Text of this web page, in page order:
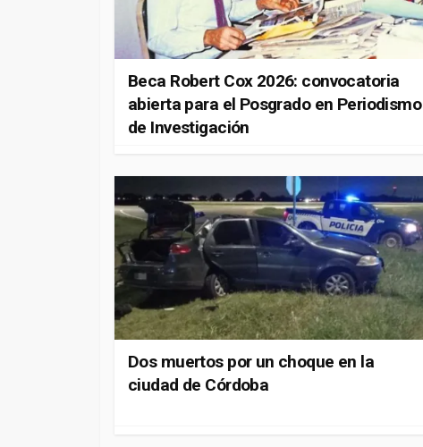
Beca Robert Cox 2026: convocatoria
abierta para el Posgrado en Periodismo
de Investigación
Dos muertos por un choque en la
ciudad de Córdoba